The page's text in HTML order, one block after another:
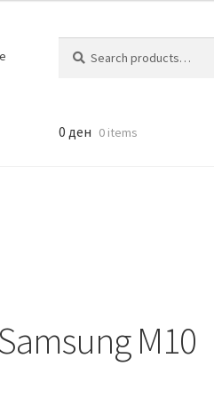
for:
0 ден 0 items
M10